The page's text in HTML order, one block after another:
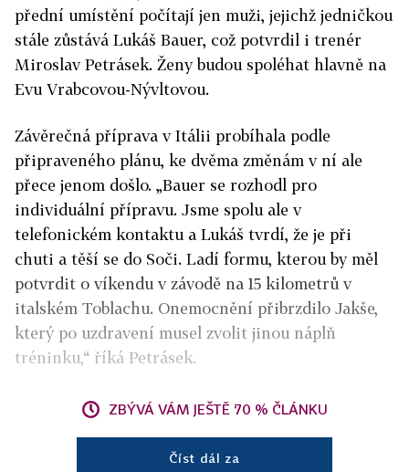
přední umístění počítají jen muži, jejichž jedničkou
stále zůstává Lukáš Bauer, což potvrdil i trenér
Miroslav Petrásek. Ženy budou spoléhat hlavně na
Evu Vrabcovou-Nývltovou.
Závěrečná příprava v Itálii probíhala podle
připraveného plánu, ke dvěma změnám v ní ale
přece jenom došlo. „Bauer se rozhodl pro
individuální přípravu. Jsme spolu ale v
telefonickém kontaktu a Lukáš tvrdí, že je při
chuti a těší se do Soči. Ladí formu, kterou by měl
potvrdit o víkendu v závodě na 15 kilometrů v
italském Toblachu. Onemocnění přibrzdilo Jakše,
který po uzdravení musel zvolit jinou náplň
tréninku,“ říká Petrásek.
ZBÝVÁ VÁM JEŠTĚ 70 % ČLÁNKU
Číst dál za